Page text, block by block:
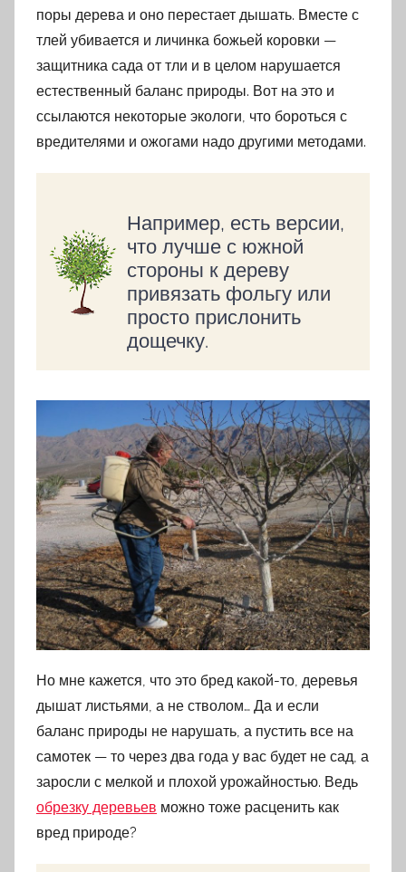
поры дерева и оно перестает дышать. Вместе с
тлей убивается и личинка божьей коровки —
защитника сада от тли и в целом нарушается
естественный баланс природы. Вот на это и
ссылаются некоторые экологи, что бороться с
вредителями и ожогами надо другими методами.
Например, есть версии,
что лучше с южной
стороны к дереву
привязать фольгу или
просто прислонить
дощечку.
Но мне кажется, что это бред какой-то, деревья
дышат листьями, а не стволом… Да и если
баланс природы не нарушать, а пустить все на
самотек — то через два года у вас будет не сад, а
заросли с мелкой и плохой урожайностью. Ведь
обрезку деревьев можно тоже расценить как
вред природе?